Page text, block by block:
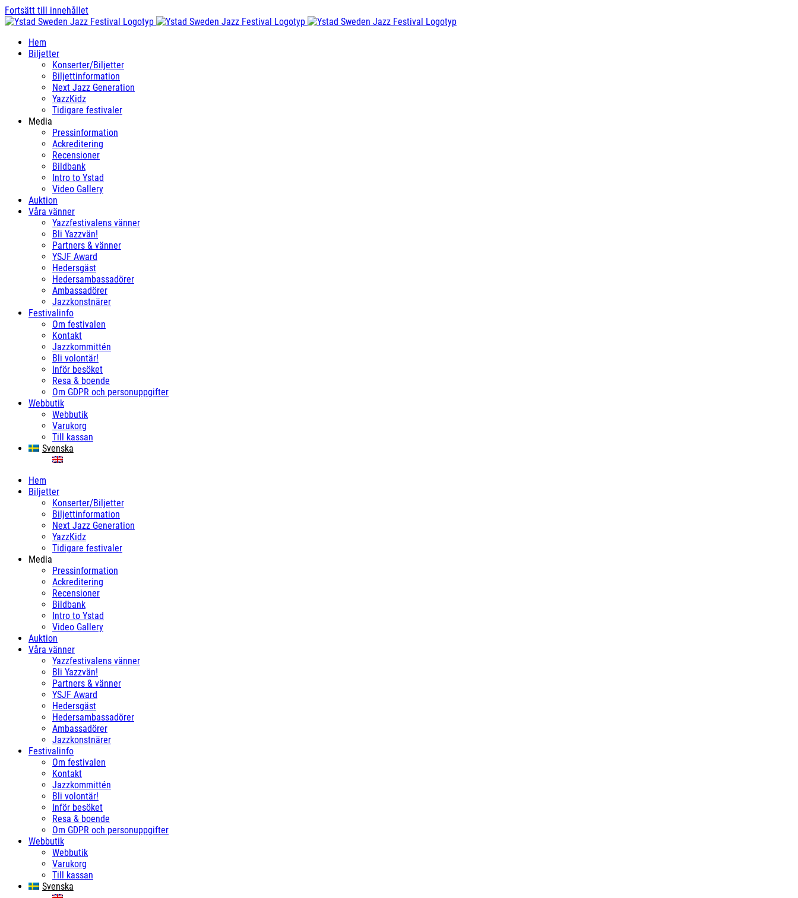
Fortsätt till innehållet
Hem
Biljetter
Konserter/Biljetter
Biljettinformation
Next Jazz Generation
YazzKidz
Tidigare festivaler
Media
Pressinformation
Ackreditering
Recensioner
Bildbank
Intro to Ystad
Video Gallery
Auktion
Våra vänner
Yazzfestivalens vänner
Bli Yazzvän!
Partners & vänner
YSJF Award
Hedersgäst
Hedersambassadörer
Ambassadörer
Jazzkonstnärer
Festivalinfo
Om festivalen
Kontakt
Jazzkommittén
Bli volontär!
Inför besöket
Resa & boende
Om GDPR och personuppgifter
Webbutik
Webbutik
Varukorg
Till kassan
Svenska
Hem
Biljetter
Konserter/Biljetter
Biljettinformation
Next Jazz Generation
YazzKidz
Tidigare festivaler
Media
Pressinformation
Ackreditering
Recensioner
Bildbank
Intro to Ystad
Video Gallery
Auktion
Våra vänner
Yazzfestivalens vänner
Bli Yazzvän!
Partners & vänner
YSJF Award
Hedersgäst
Hedersambassadörer
Ambassadörer
Jazzkonstnärer
Festivalinfo
Om festivalen
Kontakt
Jazzkommittén
Bli volontär!
Inför besöket
Resa & boende
Om GDPR och personuppgifter
Webbutik
Webbutik
Varukorg
Till kassan
Svenska